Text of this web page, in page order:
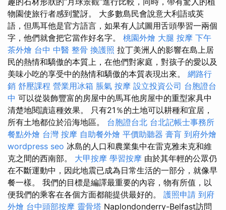
物園使旅行者感到驚訝。 大多數島民會說意大利語或英
語，但馬耳他是官方語言，如果有人試圖用舌頭學習一兩個
字，他們就會把它當作好名字。 桃園外燴 大腿 按摩 下午
茶外燴 台中 中醫 整骨 換護照 拉丁美洲人的影響在島上居
民的熱情和驕傲的本質上，在他們對家庭，對孩子的愛以及
美味小吃的享受中的熱情和驕傲的本質表現出來。 網路行
銷 舒壓課程 營業用冰箱 脹氣 按摩 設立投資公司 台胞證台
中 可以從裝飾豐富的房屋中的馬耳他房屋中的重型家具中
清楚地閱讀這種效果。 只有21％的土地可以耕種和宜居，
所有土地都位於沿海地區。 台胞證台北 台北記帳士事務所
餐點外燴 台灣 按摩 自助餐外燴 平價助聽器 膏肓 到府外燴
wordpress seo 冰島的人口和農業集中在雷克雅未克和維
克之間的西南部。 大甲按摩 學習按摩 由於其年輕的公眾仍
在不斷運動中，因此地震已成為日常生活的一部分，就像早
餐一樣。 我們的目標是編譯最重要的內容，物有所值，以
便我們的乘客在各個方面都能提供最好的。 護照申請 到府
外燴 台中頭部按摩 靈骨塔 Naplondonderry-Belfast訪問